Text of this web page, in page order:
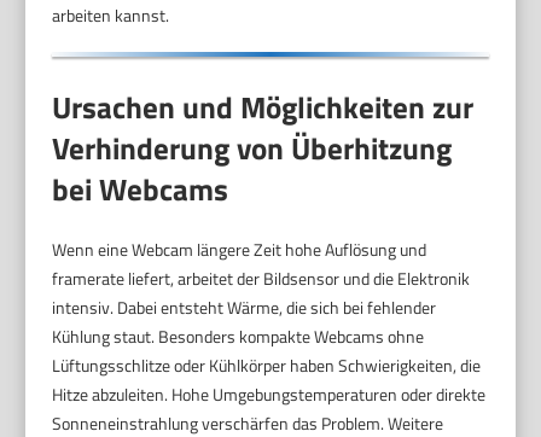
arbeiten kannst.
Ursachen und Möglichkeiten zur
Verhinderung von Überhitzung
bei Webcams
Wenn eine Webcam längere Zeit hohe Auflösung und
framerate liefert, arbeitet der Bildsensor und die Elektronik
intensiv. Dabei entsteht Wärme, die sich bei fehlender
Kühlung staut. Besonders kompakte Webcams ohne
Lüftungsschlitze oder Kühlkörper haben Schwierigkeiten, die
Hitze abzuleiten. Hohe Umgebungstemperaturen oder direkte
Sonneneinstrahlung verschärfen das Problem. Weitere